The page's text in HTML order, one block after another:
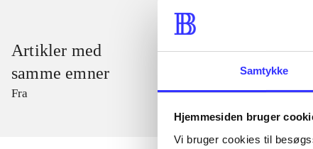
Samtykke
Hjemmesiden bruger
Vi bruger cookies til
Artikler med
samme emner
Fra